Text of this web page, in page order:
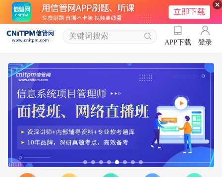
APP下载 登录